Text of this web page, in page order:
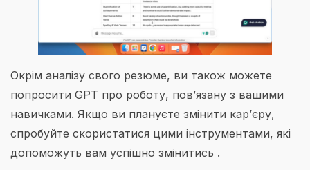
Окрім аналізу свого резюме, ви також можете
попросити GPT про роботу, пов’язану з вашими
навичками. Якщо ви плануєте змінити кар’єру,
спробуйте скористатися цими інструментами, які
допоможуть вам успішно змінитись .